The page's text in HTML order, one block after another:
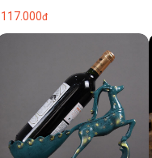
không khí lãng mạn, giá đỡ
nến trị liệu bằng hương
117.000đ